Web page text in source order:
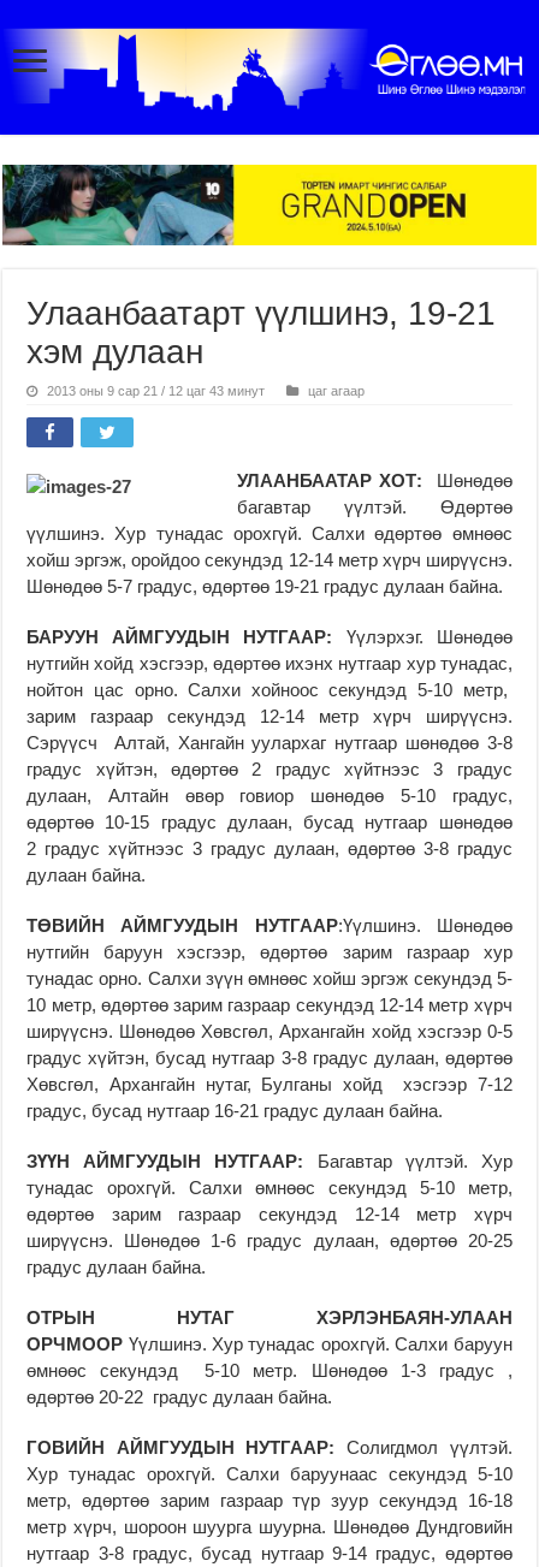
Улаанбаатарт үүлшинэ, 19-21
хэм дулаан
2013 оны 9 сар 21 / 12 цаг 43 минут цаг агаар
УЛААНБААТАР ХОТ: Шөнөдөө
багавтар үүлтэй. Өдөртөө
үүлшинэ. Хур тунадас орохгүй. Салхи өдөртөө өмнөөс
хойш эргэж, оройдоо секундэд 12-14 метр хүрч ширүүснэ.
Шөнөдөө 5-7 градус, өдөртөө 19-21 градус дулаан байна.
БАРУУН АЙМГУУДЫН НУТГААР: Үүлэрхэг. Шөнөдөө
нутгийн хойд хэсгээр, өдөртөө ихэнх нутгаар хур тунадас,
нойтон цас орно. Салхи хойноос секундэд 5-10 метр,
зарим газраар секундэд 12-14 метр хүрч ширүүснэ.
Сэрүүсч Алтай, Хангайн уулархаг нутгаар шөнөдөө 3-8
градус хүйтэн, өдөртөө 2 градус хүйтнээс 3 градус
дулаан, Алтайн өвөр говиор шөнөдөө 5-10 градус,
өдөртөө 10-15 градус дулаан, бусад нутгаар шөнөдөө
2 градус хүйтнээс 3 градус дулаан, өдөртөө 3-8 градус
дулаан байна.
ТӨВИЙН АЙМГУУДЫН НУТГААР:Үүлшинэ. Шөнөдөө
нутгийн баруун хэсгээр, өдөртөө зарим газраар хур
тунадас орно. Салхи зүүн өмнөөс хойш эргэж секундэд 5-
10 метр, өдөртөө зарим газраар секундэд 12-14 метр хүрч
ширүүснэ. Шөнөдөө Хөвсгөл, Архангайн хойд хэсгээр 0-5
градус хүйтэн, бусад нутгаар 3-8 градус дулаан, өдөртөө
Хөвсгөл, Архангайн нутаг, Булганы хойд хэсгээр 7-12
градус, бусад нутгаар 16-21 градус дулаан байна.
ЗҮҮН АЙМГУУДЫН НУТГААР: Багавтар үүлтэй. Хур
тунадас орохгүй. Салхи өмнөөс секундэд 5-10 метр,
өдөртөө зарим газраар секундэд 12-14 метр хүрч
ширүүснэ. Шөнөдөө 1-6 градус дулаан, өдөртөө 20-25
градус дулаан байна.
ОТРЫН НУТАГ ХЭРЛЭНБАЯН-УЛААН
ОРЧМООР Үүлшинэ. Хур тунадас орохгүй. Салхи баруун
өмнөөс секундэд 5-10 метр. Шөнөдөө 1-3 градус ,
өдөртөө 20-22 градус дулаан байна.
ГОВИЙН АЙМГУУДЫН НУТГААР: Солигдмол үүлтэй.
Хур тунадас орохгүй. Салхи баруунаас секундэд 5-10
метр, өдөртөө зарим газраар түр зуур секундэд 16-18
метр хүрч, шороон шуурга шуурна. Шөнөдөө Дундговийн
нутгаар 3-8 градус, бусад нутгаар 9-14 градус, өдөртөө